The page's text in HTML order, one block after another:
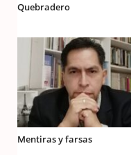
Quebradero
Mentiras y farsas